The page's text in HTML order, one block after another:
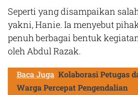
Seperti yang disampaikan
yakni, Hanie. Ia menyebut
penuh berbagai bentuk
oleh Abdul Razak.
Baca Juga Kolaborasi Petugas
Warga Percepat Pengendalian